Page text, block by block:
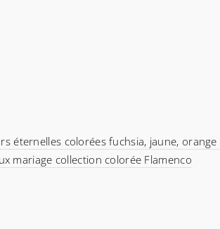
éternelles colorées fuchsia, jaune, orange
mariage collection colorée Flamenco